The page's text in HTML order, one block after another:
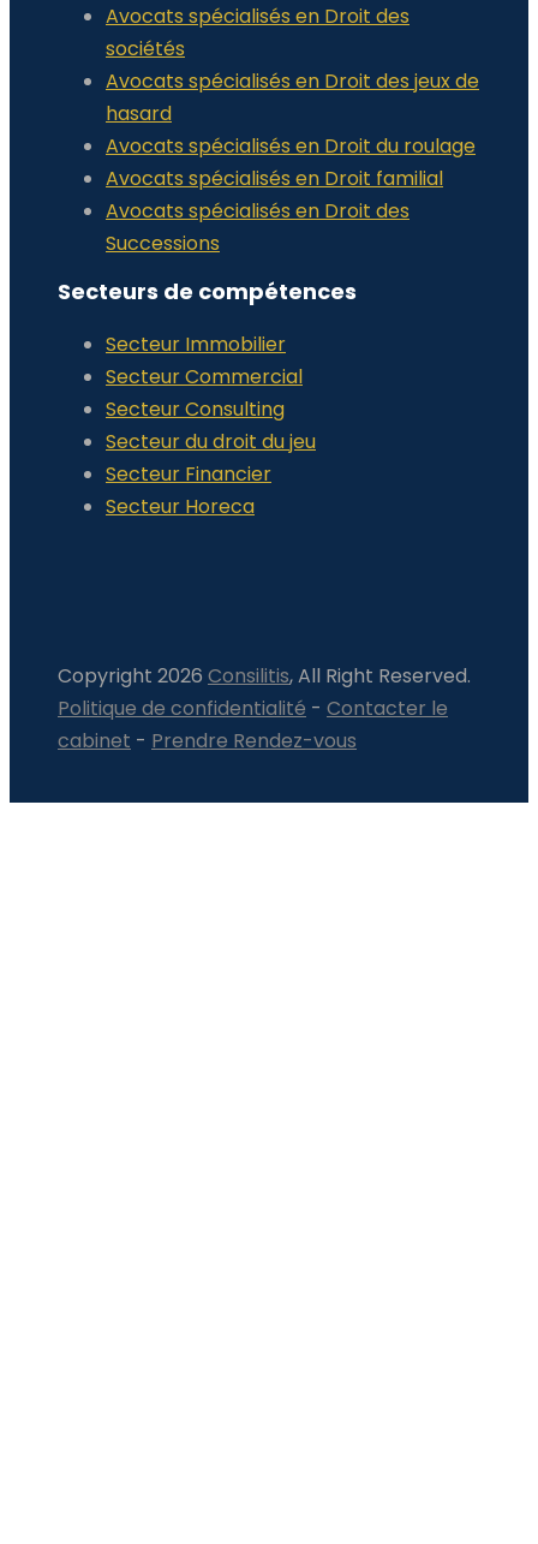
Avocats spécialisés en Droit des
sociétés
Avocats spécialisés en Droit des jeux de
hasard
Avocats spécialisés en Droit du roulage
Avocats spécialisés en Droit familial
Avocats spécialisés en Droit des
Successions
Secteurs de compétences
Secteur Immobilier
Secteur Commercial
Secteur Consulting
Secteur du droit du jeu
Secteur Financier
Secteur Horeca
Copyright 2026 Consilitis, All Right Reserved.
Politique de confidentialité - Contacter le
cabinet - Prendre Rendez-vous